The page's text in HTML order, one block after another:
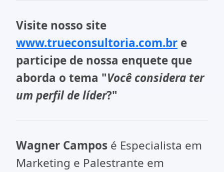
Visite nosso site
www.trueconsultoria.com.br e
participe de nossa enquete que
aborda o tema "Você considera ter
um perfil de líder?"
Wagner Campos é Especialista em
Marketing e Palestrante em